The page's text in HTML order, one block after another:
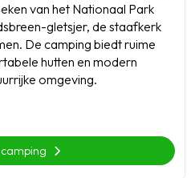
van het Nationaal Park
gletsjer, de staafkerk
De camping biedt ruime
hutten en modern
omgeving.
camping